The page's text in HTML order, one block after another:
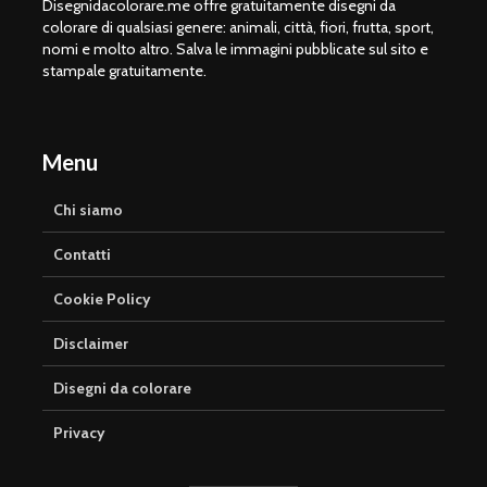
Disegnidacolorare.me offre gratuitamente disegni da
colorare di qualsiasi genere: animali, città, fiori, frutta, sport,
nomi e molto altro. Salva le immagini pubblicate sul sito e
stampale gratuitamente.
Menu
Chi siamo
Contatti
Cookie Policy
Disclaimer
Disegni da colorare
Privacy